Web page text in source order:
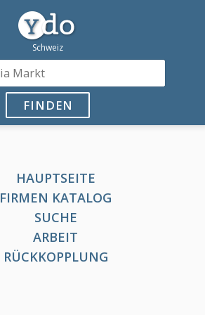
FINDEN
HAUPTSEITE
FIRMEN KATALOG
SUCHE
ARBEIT
RÜCKKOPPLUNG